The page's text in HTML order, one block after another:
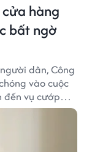
hàng
bất ngờ
dân, Công
vào cuộc
đến vụ cướp
đồ trên địa